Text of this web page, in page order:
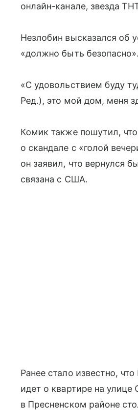
онлайн-канале, звезда
Незлобин высказался об
«должно быть безопасно».
«С удовольствием буду
Ред.), это мой дом, меня
Комик также пошутил, что
о скандале с «голой
он заявил, что вернулся
связана с США.
Ранее стало известно,
идет о квартире на
в Пресненском районе